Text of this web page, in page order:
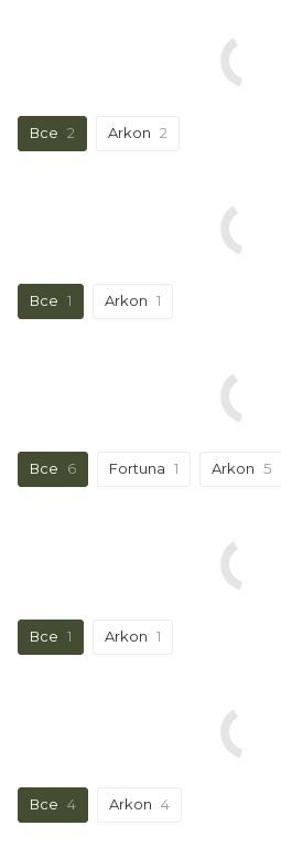
Все 2 Arkon 2
Все 1 Arkon 1
Все 6 Fortuna 1 Arkon 5
Все 1 Arkon 1
Все 4 Arkon 4